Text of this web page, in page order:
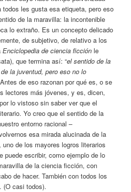
les gusta esa etiqueta, pero eso
de la maravilla: la incontenible
lo extraño. Es un concepto delicado
de subjetivo, de relativo a los
Enciclopedia de ciencia ficción le
que termina así: “el sentido de la
la juventud, pero eso no lo
de eso razonan por qué es, o se
lectores más jóvenes, y es, dicen,
lo vistoso sin saber ver que el
Yo creo que el sentido de la
entorno racional –
esa mirada alucinada de la
de los mayores logros literarios
puede escribir, como ejemplo de lo
de la ciencia ficción, con
de hacer. También con todos los
(O casi todos).